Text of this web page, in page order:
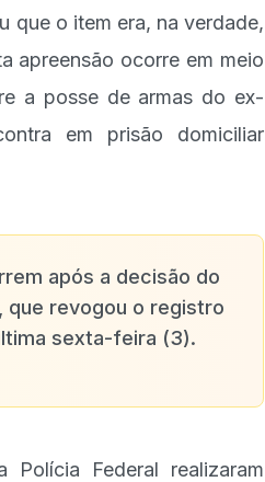
que o item era, na verdade,
apreensão ocorre em meio
a posse de armas do ex-
em prisão domiciliar
após a decisão do
que revogou o registro
sexta-feira (3).
Polícia Federal realizaram